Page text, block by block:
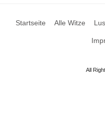
Startseite Alle Witze
All